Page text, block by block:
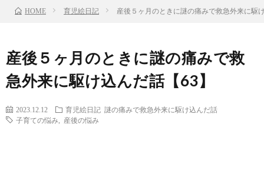
HOME 育児絵日記 産後５ヶ月のときに謎の痛みで救急外来に駆
産後５ヶ月のときに謎の痛みで救
急外来に駆け込んだ話【63】
2023.12.12 育児絵日記 謎の痛みで救急外来に駆け込んだ話
子育ての悩み
産後の悩み